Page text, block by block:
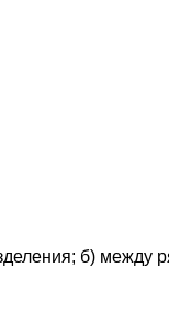
б) между